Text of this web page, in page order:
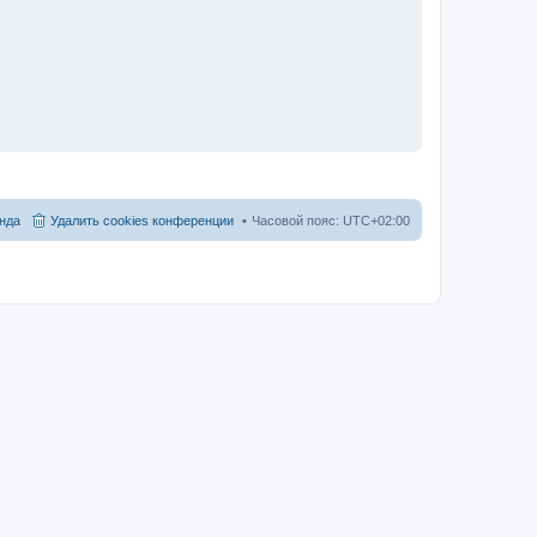
Часовой пояс: UTC+02:00
Удалить cookies конференции